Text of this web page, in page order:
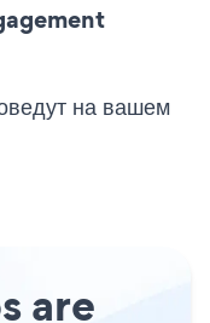
на вашем
are